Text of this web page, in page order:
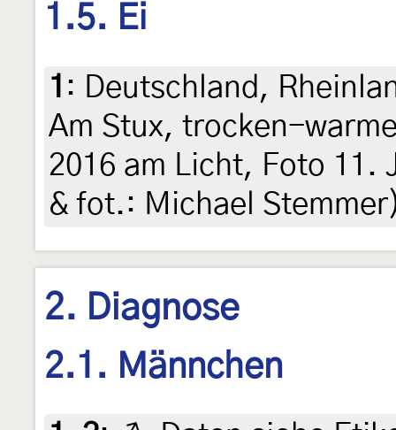
1.5. Ei
1 : Deutschland,
Am Stux, trocken-
2016 am Licht, Foto
& fot.: Michael
2. Diagnose
2.1. Männchen